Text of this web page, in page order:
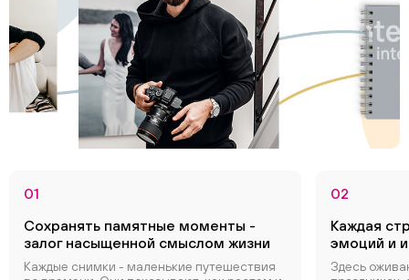
01
Сохранять памятные моменты -
залог насыщенной смыслом жизни
Каждые снимки - маленькие путешествия
02
Каждая
эмоций и
Здесь